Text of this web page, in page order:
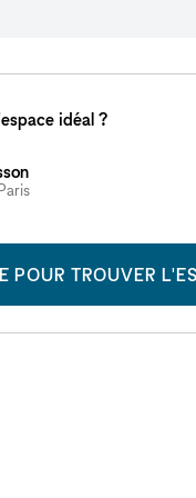
idéal ?
POUR TROUVER